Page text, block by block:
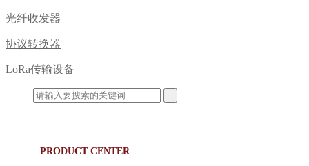
光纤收发器
协议转换器
LoRa传输设备
PRODUCT CENTER